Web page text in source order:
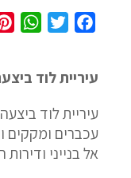
e
o
t
r
W
t
p
עיריית לוד
עיריית לוד
עכברים ומקקים
אל בנייני